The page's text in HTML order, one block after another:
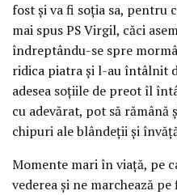
fost și va fi soția sa, pentru
mai spus PS Virgil, căci
îndreptându-se spre
ridica piatra și l-au întâlnit
adesea soțiile de preot îl
cu adevărat, pot să
chipuri ale blândeții și
Momente mari în viață, pe
vederea și ne marchează